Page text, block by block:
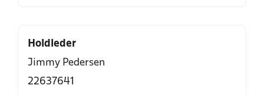
Holdleder
Jimmy Pedersen
22637641